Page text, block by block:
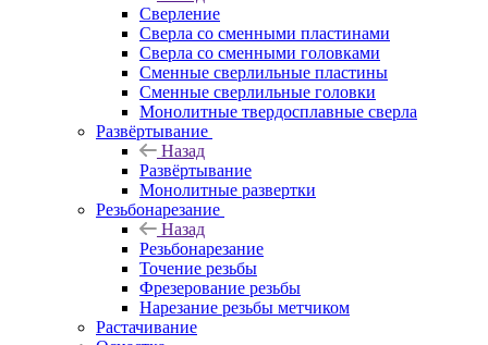
Сверление
Сверла со сменными пластинами
Сверла со сменными головками
Сменные сверлильные пластины
Сменные сверлильные головки
Монолитные твердосплавные сверла
Развёртывание
Назад
Развёртывание
Монолитные развертки
Резьбонарезание
Назад
Резьбонарезание
Точение резьбы
Фрезерование резьбы
Нарезание резьбы метчиком
Растачивание